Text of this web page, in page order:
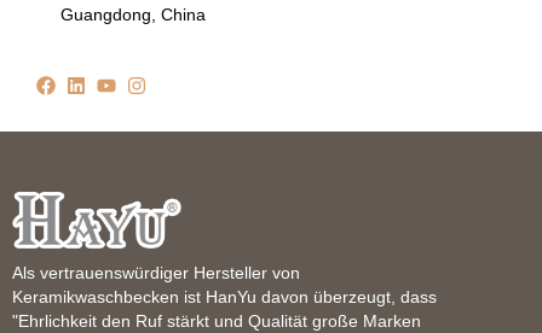
Guangdong, China
Als vertrauenswürdiger Hersteller von
Keramikwaschbecken ist HanYu davon überzeugt, dass
"Ehrlichkeit den Ruf stärkt und Qualität große Marken